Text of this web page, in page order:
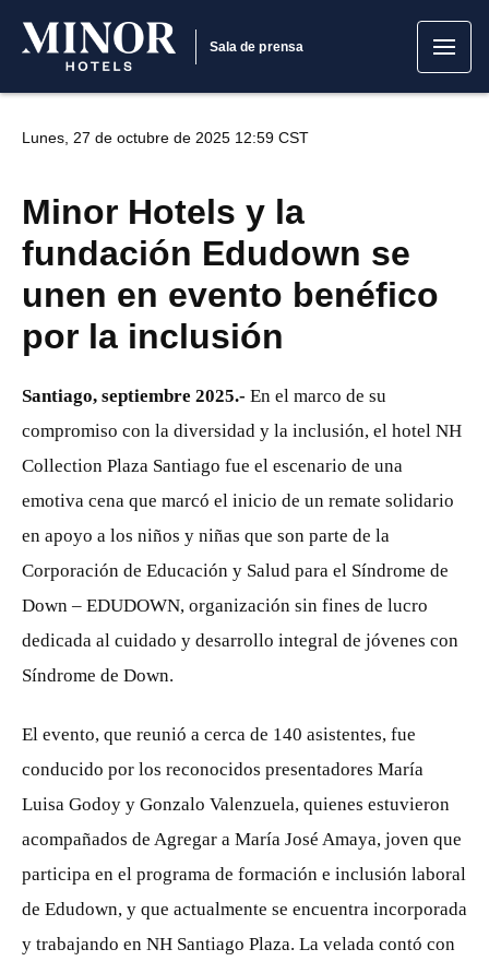
Sala de prensa
Lunes, 27 de octubre de 2025 12:59 CST
Minor Hotels y la
fundación Edudown se
unen en evento benéfico
por la inclusión
Santiago, septiembre 2025.- En el marco de su
compromiso con la diversidad y la inclusión, el hotel NH
Collection Plaza Santiago fue el escenario de una
emotiva cena que marcó el inicio de un remate solidario
en apoyo a los niños y niñas que son parte de la
Corporación de Educación y Salud para el Síndrome de
Down – EDUDOWN, organización sin fines de lucro
dedicada al cuidado y desarrollo integral de jóvenes con
Síndrome de Down.
El evento, que reunió a cerca de 140 asistentes, fue
conducido por los reconocidos presentadores María
Luisa Godoy y Gonzalo Valenzuela, quienes estuvieron
acompañados de Agregar a María José Amaya, joven que
participa en el programa de formación e inclusión laboral
de Edudown, y que actualmente se encuentra incorporada
y trabajando en NH Santiago Plaza. La velada contó con